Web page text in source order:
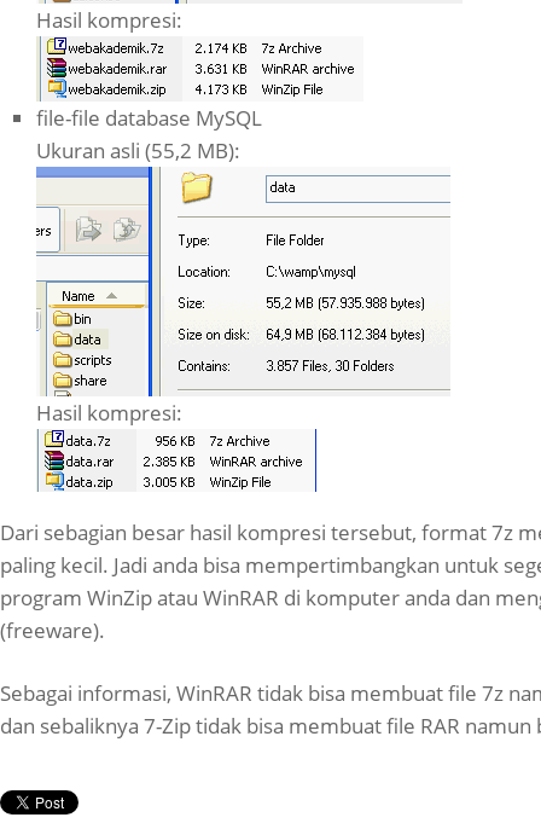
Hasil kompresi:
file-file database MySQL
Ukuran asli (55,2 MB):
Hasil kompresi:
Dari sebagian besar hasil kompresi tersebut, format 7z
paling kecil. Jadi anda bisa mempertimbangkan untuk
program WinZip atau WinRAR di komputer anda dan
(freeware).
Sebagai informasi, WinRAR tidak bisa membuat file 7z
dan sebaliknya 7-Zip tidak bisa membuat file RAR namun